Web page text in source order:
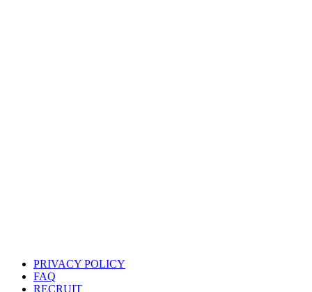
PRIVACY POLICY
FAQ
RECRUIT